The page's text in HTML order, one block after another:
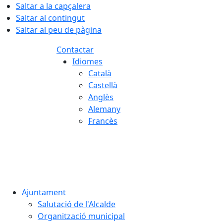
Saltar a la capçalera
Saltar al contingut
Saltar al peu de pàgina
Contactar
Idiomes
Català
Castellà
Anglès
Alemany
Francès
Ajuntament
Salutació de l'Alcalde
Organització municipal